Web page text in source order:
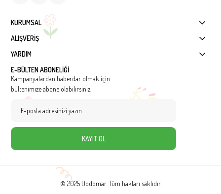
KURUMSAL
ALIŞVERİŞ
YARDIM
E-BÜLTEN ABONELİĞİ
Kampanyalardan haberdar olmak için
bültenimize abone olabilirsiniz.
KAYIT OL
© 2025 Dodomar. Tüm hakları saklıdır.